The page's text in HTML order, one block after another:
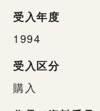
受入年度
1994
受入区分
購入